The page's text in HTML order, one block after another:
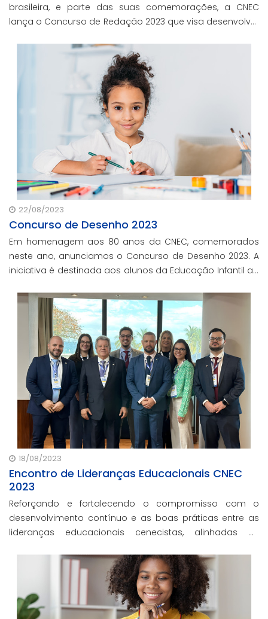
brasileira, e parte das suas comemorações, a CNEC
lança o Concurso de Redação 2023 que visa desenvolver
22/08/2023
Concurso de Desenho 2023
Em homenagem aos 80 anos da CNEC, comemorados
neste ano, anunciamos o Concurso de Desenho 2023. A
iniciativa é destinada aos alunos da Educação Infantil ao
Básica da CNEC.
18/08/2023
Encontro de Lideranças Educacionais CNEC
2023
Reforçando e fortalecendo o compromisso com o
desenvolvimento contínuo e as boas práticas entre as
lideranças educacionais cenecistas, alinhadas às
realização do ELEC 2023